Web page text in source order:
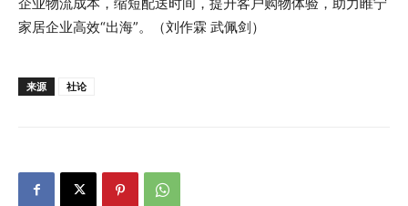
家居企业高效“出海”。（刘作霖 武佩剑）
来源 社论